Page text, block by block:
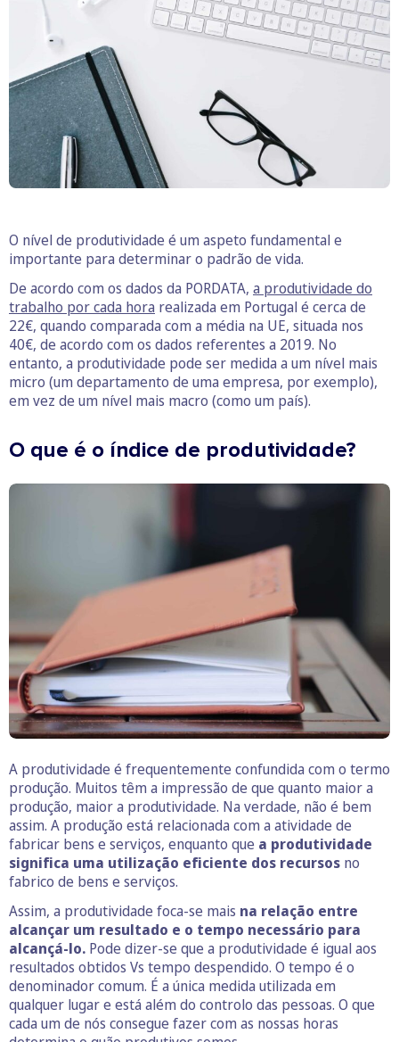
O nível de produtividade é um aspeto fundamental e
importante para determinar o padrão de vida.
De acordo com os dados da PORDATA, a produtividade do
trabalho por cada hora realizada em Portugal é cerca de
22€, quando comparada com a média na UE, situada nos
40€, de acordo com os dados referentes a 2019. No
entanto, a produtividade pode ser medida a um nível mais
micro (um departamento de uma empresa, por exemplo),
em vez de um nível mais macro (como um país).
O que é o índice de produtividade?
A produtividade é frequentemente confundida com o termo
produção. Muitos têm a impressão de que quanto maior a
produção, maior a produtividade. Na verdade, não é bem
assim. A produção está relacionada com a atividade de
fabricar bens e serviços, enquanto que a produtividade
significa uma utilização eficiente dos recursos no
fabrico de bens e serviços.
Assim, a produtividade foca-se mais na relação entre
alcançar um resultado e o tempo necessário para
alcançá-lo. Pode dizer-se que a produtividade é igual aos
resultados obtidos Vs tempo despendido. O tempo é o
denominador comum. É a única medida utilizada em
qualquer lugar e está além do controlo das pessoas. O que
cada um de nós consegue fazer com as nossas horas